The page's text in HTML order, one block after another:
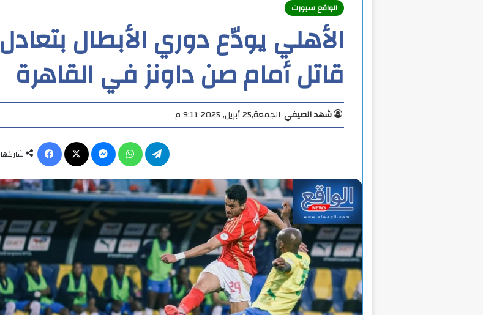
الواقع سبورت
الأهلي يودّع دوري الأبطال بتعادل
قاتل أمام صن داونز في القاهرة
شهد الصيفي الجمعة,25 أبريل, 2025 9:11 م
شاركها
ماسنجر واتساب تيلقرام